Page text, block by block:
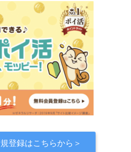
登録はこちらから＞